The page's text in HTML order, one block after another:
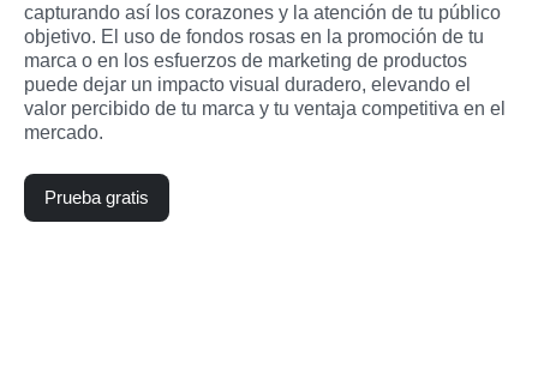
capturando así los corazones y la atención de tu público
objetivo. El uso de fondos rosas en la promoción de tu
marca o en los esfuerzos de marketing de productos
puede dejar un impacto visual duradero, elevando el
valor percibido de tu marca y tu ventaja competitiva en el
mercado.
Prueba gratis